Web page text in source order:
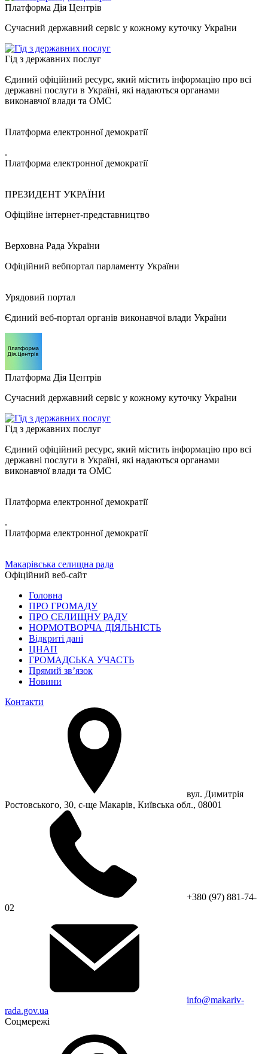
Платформа Дія Центрів
Сучасний державний сервіс у кожному куточку України
Гід з державних послуг
Єдиний офіційний ресурс, який містить інформацію про всі
державні послуги в Україні, які надаються органами
виконавчої влади та ОМС
Платформа електронної демократії
.
Платформа електронної демократії
ПРЕЗИДЕНТ УКРАЇНИ
Офіційне інтернет-представництво
Верховна Рада України
Офіційний вебпортал парламенту України
Урядовий портал
Єдиний веб-портал органів виконавчої влади України
Платформа Дія Центрів
Сучасний державний сервіс у кожному куточку України
Гід з державних послуг
Єдиний офіційний ресурс, який містить інформацію про всі
державні послуги в Україні, які надаються органами
виконавчої влади та ОМС
Платформа електронної демократії
.
Платформа електронної демократії
Макарівська селищна рада
Офіційний веб-сайт
Головна
ПРО ГРОМАДУ
ПРО СЕЛИЩНУ РАДУ
НОРМОТВОРЧА ДІЯЛЬНІСТЬ
Відкриті дані
ЦНАП
ГРОМАДСЬКА УЧАСТЬ
Прямий зв’язок
Новини
Контакти
вул. Димитрія
Ростовського, 30, с-ще Макарів, Київська обл., 08001
+380 (97) 881-74-
02
info@makariv-
rada.gov.ua
Соцмережі